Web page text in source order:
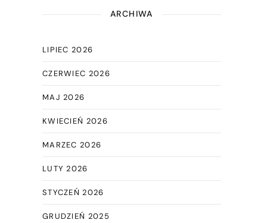
ARCHIWA
LIPIEC 2026
CZERWIEC 2026
MAJ 2026
KWIECIEŃ 2026
MARZEC 2026
LUTY 2026
STYCZEŃ 2026
GRUDZIEŃ 2025